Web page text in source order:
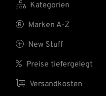
 Kategorien
 Marken A-Z
 New Stuff
 Preise tiefergelegt
 Versandkosten